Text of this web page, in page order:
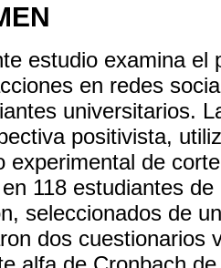
estudio examina el
en redes
universitarios.
positivista,
experimental de
118 estudiantes
seleccionados de
dos cuestionarios